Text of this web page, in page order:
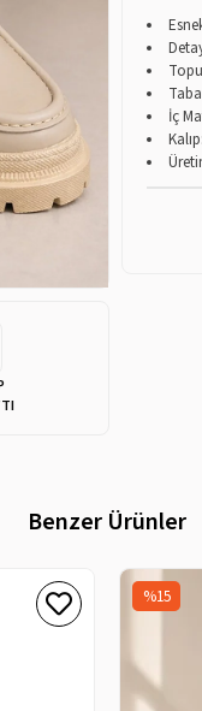
İç
Benzer Ürünler
%15